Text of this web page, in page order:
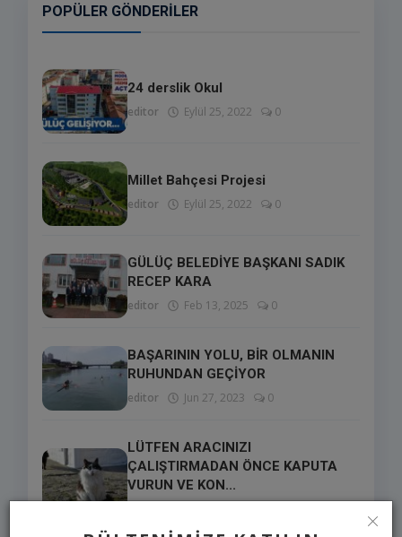
POPÜLER GÖNDERILER
24 derslik Okul
editor Eylül 25, 2022 0
Millet Bahçesi Projesi
editor Eylül 25, 2022 0
GÜLÜÇ BELEDİYE BAŞKANI SADIK
RECEP KARA
editor Feb 13, 2025 0
BAŞARININ YOLU, BİR OLMANIN
RUHUNDAN GEÇİYOR
editor Jun 27, 2023 0
LÜTFEN ARACINIZI
ÇALIŞTIRMADAN ÖNCE KAPUTA
VURUN VE KON...